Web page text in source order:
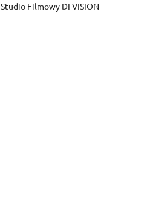
Studio Filmowy DI VISION